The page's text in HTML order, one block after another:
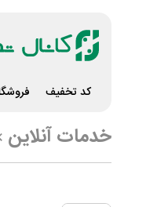
کد تخفیف
خدمات آنلاین